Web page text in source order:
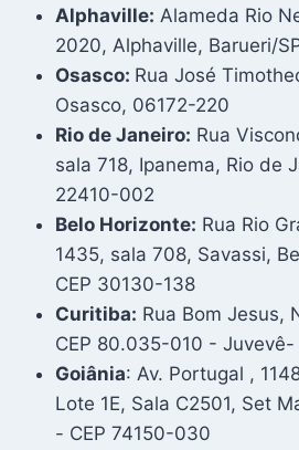
Alphaville: Alameda Rio
2020, Alphaville, Barueri/
Osasco: Rua José
Osasco, 06172-220
Rio de Janeiro: Rua
sala 718, Ipanema, Rio de
22410-002
Belo Horizonte: Rua Rio
1435, sala 708, Savassi,
CEP 30130-138
Curitiba: Rua Bom Jesus,
CEP 80.035-010 - Juvevê-
Goiânia: Av. Portugal ,
Lote 1E, Sala C2501, Set
- CEP 74150-030